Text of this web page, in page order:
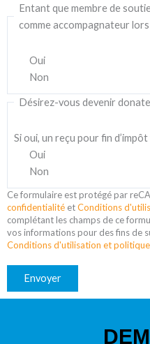
Entant que membre de
comme accompagnateur
Oui
Non
Désirez-vous devenir
Si oui, un reçu pour fin
Oui
Non
Ce formulaire est protégé par
confidentialité etConditions
complétant les champs de ce
vos informations pour des fins de
Conditions d'utilisation et